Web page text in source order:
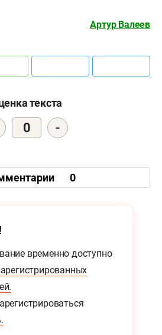
Артур Валеев
текста
0 -
0
временно доступно